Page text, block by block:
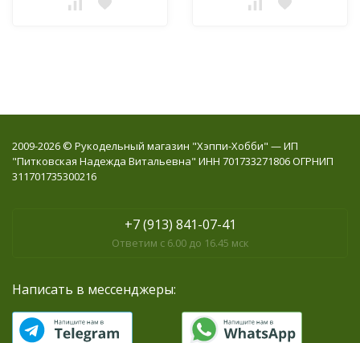
2009-2026 © Рукодельный магазин "Хэппи-Хобби" — ИП
"Питковская Надежда Витальевна" ИНН 701733271806 ОГРНИП
311701735300216
+7 (913) 841-07-41
Ответим с 6.00 до 16.45 мск
Написать в мессенджеры: